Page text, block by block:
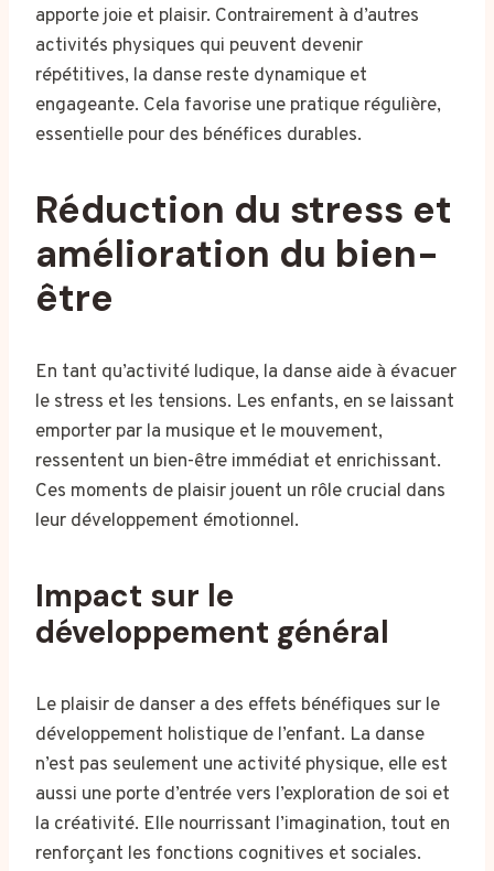
apporte joie et plaisir. Contrairement à d’autres
activités physiques qui peuvent devenir
répétitives, la danse reste dynamique et
engageante. Cela favorise une pratique régulière,
essentielle pour des bénéfices durables.
Réduction du stress et
amélioration du bien-
être
En tant qu’activité ludique, la danse aide à évacuer
le stress et les tensions. Les enfants, en se laissant
emporter par la musique et le mouvement,
ressentent un bien-être immédiat et enrichissant.
Ces moments de plaisir jouent un rôle crucial dans
leur développement émotionnel.
Impact sur le
développement général
Le plaisir de danser a des effets bénéfiques sur le
développement holistique de l’enfant. La danse
n’est pas seulement une activité physique, elle est
aussi une porte d’entrée vers l’exploration de soi et
la créativité. Elle nourrissant l’imagination, tout en
renforçant les fonctions cognitives et sociales.